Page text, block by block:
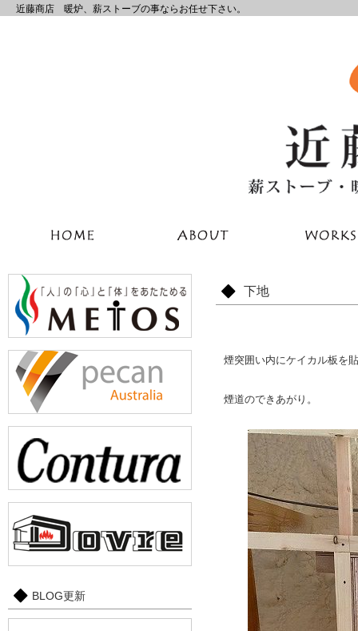
近藤商店 暖炉、薪ストーブの事ならお任せ下さい。
下地
煙突囲い内にケイカル板を
煙道のできあがり。
BLOG更新